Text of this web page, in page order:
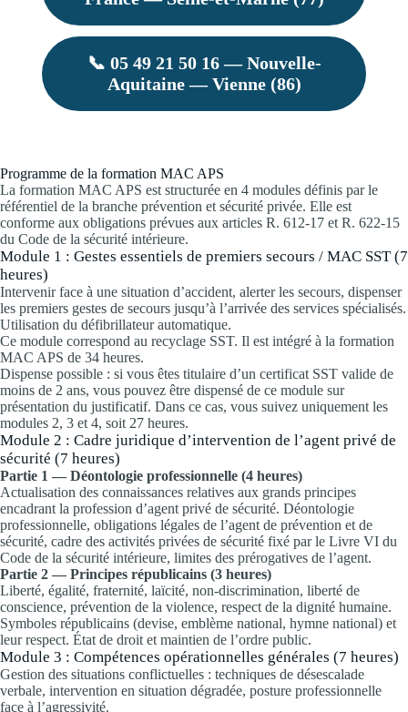
📞 05 49 21 50 16 — Nouvelle-
Aquitaine — Vienne (86)
Programme de la formation MAC APS
La formation MAC APS est structurée en 4 modules définis par le
référentiel de la branche prévention et sécurité privée. Elle est
conforme aux obligations prévues aux articles R. 612-17 et R. 622-15
du Code de la sécurité intérieure.
Module 1 : Gestes essentiels de premiers secours / MAC SST (7
heures)
Intervenir face à une situation d’accident, alerter les secours, dispenser
les premiers gestes de secours jusqu’à l’arrivée des services spécialisés.
Utilisation du défibrillateur automatique.
Ce module correspond au recyclage SST. Il est intégré à la formation
MAC APS de 34 heures.
Dispense possible : si vous êtes titulaire d’un certificat SST valide de
moins de 2 ans, vous pouvez être dispensé de ce module sur
présentation du justificatif. Dans ce cas, vous suivez uniquement les
modules 2, 3 et 4, soit 27 heures.
Module 2 : Cadre juridique d’intervention de l’agent privé de
sécurité (7 heures)
Partie 1 — Déontologie professionnelle (4 heures)
Actualisation des connaissances relatives aux grands principes
encadrant la profession d’agent privé de sécurité. Déontologie
professionnelle, obligations légales de l’agent de prévention et de
sécurité, cadre des activités privées de sécurité fixé par le Livre VI du
Code de la sécurité intérieure, limites des prérogatives de l’agent.
Partie 2 — Principes républicains (3 heures)
Liberté, égalité, fraternité, laïcité, non-discrimination, liberté de
conscience, prévention de la violence, respect de la dignité humaine.
Symboles républicains (devise, emblème national, hymne national) et
leur respect. État de droit et maintien de l’ordre public.
Module 3 : Compétences opérationnelles générales (7 heures)
Gestion des situations conflictuelles : techniques de désescalade
verbale, intervention en situation dégradée, posture professionnelle
face à l’agressivité.